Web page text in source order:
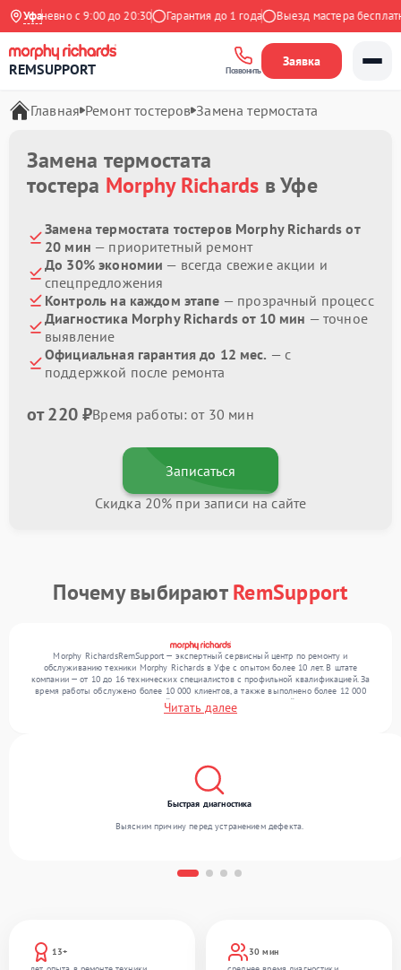
Уфа с 9:00 до 20:30 Гарантия до 1 года Выезд мастера бесплатно
REMSUPPORT Позвонить
Заявка
Главная Ремонт тостеров Замена термостата
Замена термостата
тостера Morphy Richards в Уфе
Замена термостата тостеров Morphy Richards от
20 мин — приоритетный ремонт
До 30% экономии — всегда свежие акции и
спецпредложения
Контроль на каждом этапе — прозрачный процесс
Диагностика Morphy Richards от 10 мин — точное
выявление
Официальная гарантия до 12 мес. — с
поддержкой после ремонта
от 220 ₽Время работы: от 30 мин
Записаться
Скидка 20% при записи на сайте
Почему выбираютRemSupport
Morphy RichardsRemSupport — экспертный сервисный центр по ремонту и
обслуживанию техники Morphy Richards в Уфе с опытом более 10 лет. В штате
компании — от 10 до 16 технических специалистов с профильной квалификацией. За
время работы обслужено более 10 000 клиентов, а также выполнено более 12 000
ремонтов. Ежемесячно в сервисный центр поступает от 300 устройств, включая , , . Мы
работаем с широким спектром неисправностей и гарантируем высокое качество
Читать далее
13+
30 мин
Быстрая диагностика
Выясним причину перед устранением дефекта.